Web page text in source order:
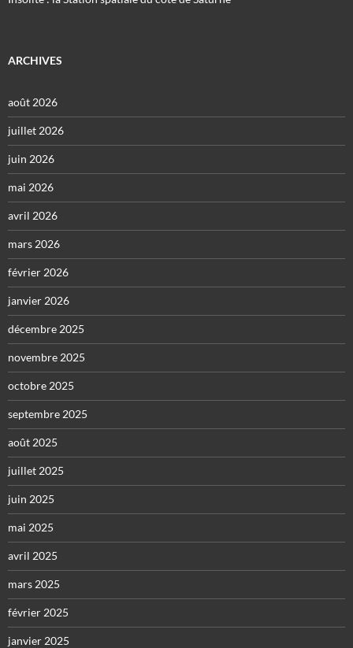
ARCHIVES
août 2026
juillet 2026
juin 2026
mai 2026
avril 2026
mars 2026
février 2026
janvier 2026
décembre 2025
novembre 2025
octobre 2025
septembre 2025
août 2025
juillet 2025
juin 2025
mai 2025
avril 2025
mars 2025
février 2025
janvier 2025